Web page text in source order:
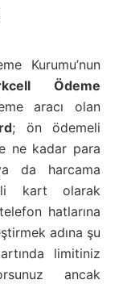
Kurumu’nun
Ödeme
aracı olan
; ön ödemeli
ne kadar para
da harcama
kart olarak
hatlarına
adına şu
limitiniz
ancak